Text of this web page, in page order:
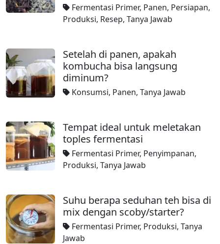
Fermentasi Primer, Panen, Persiapan,
Produksi, Resep, Tanya Jawab
Setelah di panen, apakah
kombucha bisa langsung
diminum?
Konsumsi, Panen, Tanya Jawab
Tempat ideal untuk meletakan
toples fermentasi
Fermentasi Primer, Penyimpanan,
Produksi, Tanya Jawab
Suhu berapa seduhan teh bisa di
mix dengan scoby/starter?
Fermentasi Primer, Produksi, Tanya
Jawab